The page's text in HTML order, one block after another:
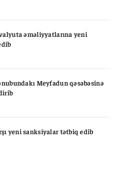
əməliyyatlarına yeni
Meyfadun qəsəbəsinə
yeni sanksiyalar tətbiq edib